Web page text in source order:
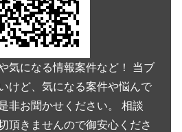
気になる情報案件など！ 当ブ
けど、気になる案件や悩んで
非お聞かせください。 相談
頂きませんので御安心くださ